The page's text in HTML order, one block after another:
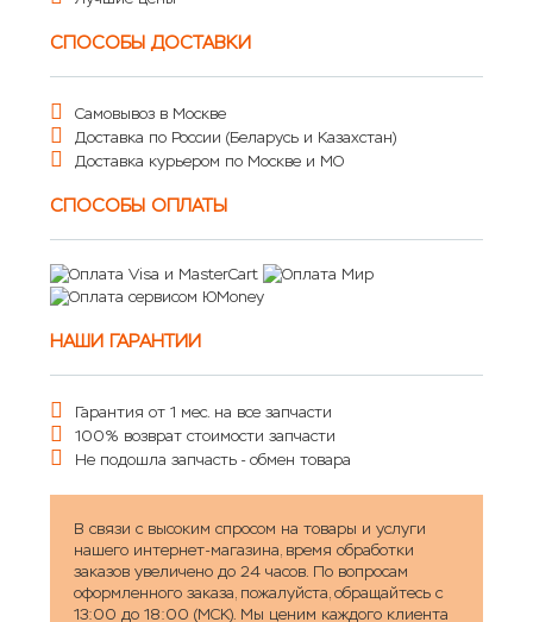
СПОСОБЫ ДОСТАВКИ
Самовывоз в Москве
Доставка по России (Беларусь и Казахстан)
Доставка курьером по Москве и МО
СПОСОБЫ ОПЛАТЫ
НАШИ ГАРАНТИИ
Гарантия от 1 мес. на все запчасти
100% возврат стоимости запчасти
Не подошла запчасть - обмен товара
В связи с высоким спросом на товары и услуги
нашего интернет-магазина, время обработки
заказов увеличено до 24 часов. По вопросам
оформленного заказа, пожалуйста, обращайтесь с
13:00 до 18:00 (МСК). Мы ценим каждого клиента